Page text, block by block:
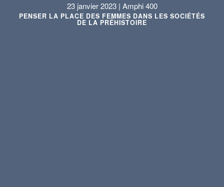
23 janvier 2023 | Amphi 400
PENSER LA PLACE DES FEMMES DANS LES SOCIÉTÉS
DE LA PRÉHISTOIRE